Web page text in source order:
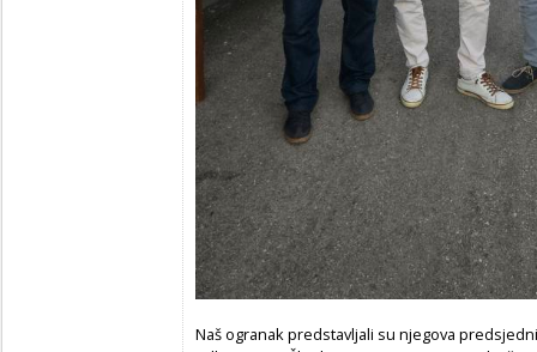
Naš ogranak predstavljali su njegova